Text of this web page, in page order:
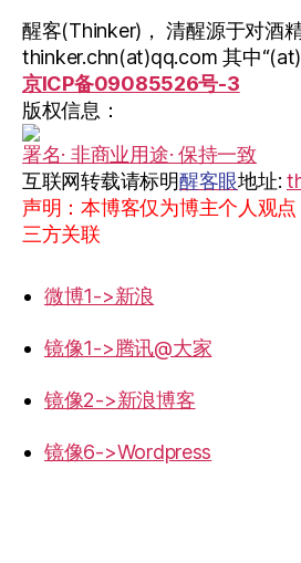
醒客(Thinker)， 清醒源于对酒
thinker.chn(at)qq.com 其中
京ICP备09085526号-3
版权信息：
署名· 非商业用途· 保持一致
互联网转载请标明醒客眼地址:
声明：本博客仅为博主个人观
三方关联
微博1->新浪
镜像1->腾讯@大家
镜像2->新浪博客
镜像6->Wordpress